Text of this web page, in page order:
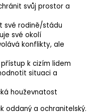
svůj prostor a
své rodině/stádu
své okolí
konflikty, ale
k cizím lidem
situaci a
houževnatost
oddaný a ochranitelský.